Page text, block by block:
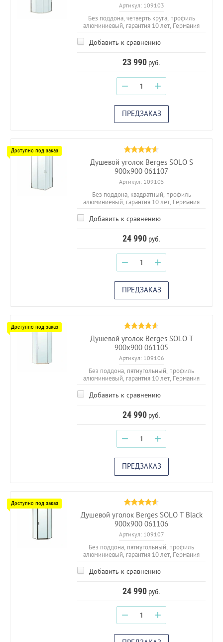
Артикул:109103
Без поддона, четверть круга, профиль
алюминиевый, гарантия 10 лет, Германия
Добавить к сравнению
23 990 руб.
− +
ПРЕДЗАКАЗ
Душевой уголок Berges SOLO S
900х900 061107
Артикул:109105
Без поддона, квадратный, профиль
алюминиевый, гарантия 10 лет, Германия
Добавить к сравнению
24 990 руб.
− +
ПРЕДЗАКАЗ
Душевой уголок Berges SOLO T
900х900 061105
Артикул:109106
Без поддона, пятиугольный, профиль
алюминиевый, гарантия 10 лет, Германия
Добавить к сравнению
24 990 руб.
− +
ПРЕДЗАКАЗ
Душевой уголок Berges SOLO T Black
900х900 061106
Артикул:109107
Без поддона, пятиугольный, профиль
алюминиевый, гарантия 10 лет, Германия
Добавить к сравнению
24 990 руб.
− +